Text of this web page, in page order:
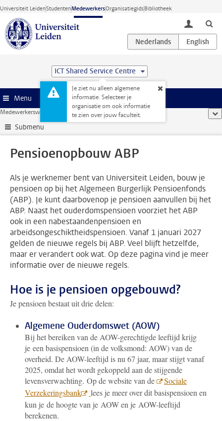
Ga direct naar de inhoud
Universiteit LeidenStudentenMedewerkersOrganisatiegidsBibliotheek
toggle
ICT Shared Service Centre
Je ziet nu alleen algemene
informatie. Selecteer je
organisatie om ook informatie
te zien over jouw faculteit.
Menu
Medewerkerswebsite Pensioenopbouw ABP
Submenu
Pensioenopbouw ABP
Als je werknemer bent van Universiteit Leiden, bouw je
pensioen op bij het Algemeen Burgerlijk Pensioenfonds
(ABP). Je kunt daarbovenop je pensioen aanvullen bij het
ABP. Naast het ouderdomspensioen voorziet het ABP
ook in een nabestaandenpensioen en
arbeidsongeschiktheidspensioen. Vanaf 1 januari 2027
gelden de nieuwe regels bij ABP. Veel blijft hetzelfde,
maar er verandert ook wat. Op deze pagina vind je meer
informatie over de nieuwe regels.
Hoe is je pensioen opgebouwd?
Je pensioen bestaat uit drie delen:
Algemene Ouderdomswet (AOW)
Bij het bereiken van de AOW-gerechtigde leeftijd krijg
je een basispensioen (in de volksmond: AOW) van de
overheid. De AOW-leeftijd is nu 67 jaar, maar stijgt vanaf
2025, omdat het wordt gekoppeld aan de stijgende
levensverwachting. Op de website van de
Sociale
Verzekeringsbank
lees je meer over dit basispensioen en
kun je de hoogte van je AOW en je AOW-leeftijd
berekenen.